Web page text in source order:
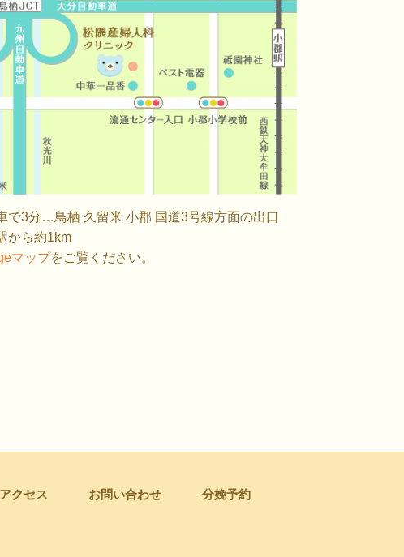
で3分…鳥栖 久留米 小郡 国道3号線方面の出口
から約1km
マップをご覧ください。
アクセス お問い合わせ 分娩予約